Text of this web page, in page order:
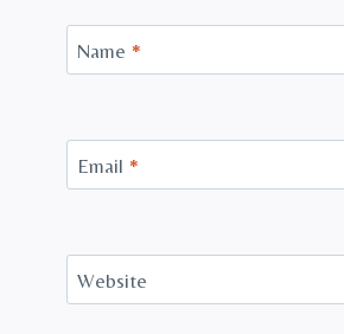
Name *
Email *
Website